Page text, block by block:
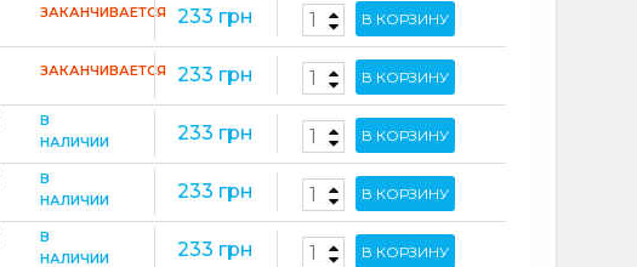
ЗАКАНЧИВАЕТСЯ 233 грн В КОРЗИНУ
ЗАКАНЧИВАЕТСЯ 233 грн В КОРЗИНУ
В
НАЛИЧИИ
233 грн В КОРЗИНУ
В
НАЛИЧИИ
233 грн В КОРЗИНУ
В
НАЛИЧИИ
233 грн В КОРЗИНУ